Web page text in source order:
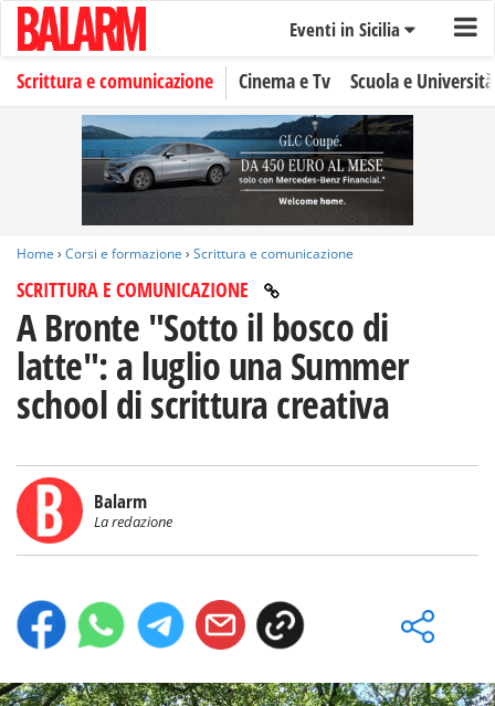
Eventi in Sicilia
Scrittura e comunicazione Cinema e Tv Scuola e Università
Home › Corsi e formazione › Scrittura e comunicazione
SCRITTURA E COMUNICAZIONE
A Bronte "Sotto il bosco di
latte": a luglio una Summer
school di scrittura creativa
Balarm
La redazione